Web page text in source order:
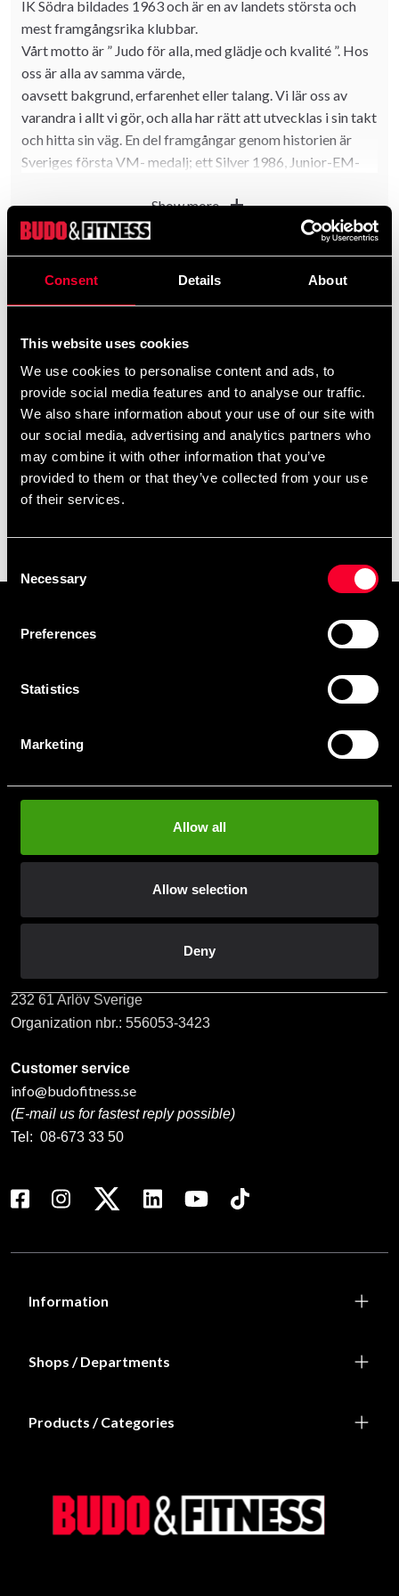
Consent Details About
This website uses cookies
We use cookies to personalise content and ads, to
provide social media features and to analyse our traffic.
We also share information about your use of our site with
our social media, advertising and analytics partners who
may combine it with other information that you’ve
provided to them or that they’ve collected from your use
of their services.
Selection
Necessary
Preferences
Statistics
Marketing
Allow all
Allow selection
Deny
IK Södra bildades 1963 och är en av landets största och
mest framgångsrika klubbar.
Vårt motto är ” Judo för alla, med glädje och kvalité ”. Hos
oss är alla av samma värde,
oavsett bakgrund, erfarenhet eller talang. Vi lär oss av
varandra i allt vi gör, och alla har rätt att utvecklas i sin takt
och hitta sin väg. En del framgångar genom historien är
Sveriges första VM- medalj; ett Silver 1986, Junior-EM-
och några av Sveriges bästa tränare. Du kan träna i
Handen, Farsta och i Skarpnäck. Dessutom har vi en egen
Ågesta.
Judons kodord/värdegrund
Artighet Ödmjukhet
Mod Respekt
Självkontroll
Ära Vänskap
Vi lär ut judo med glädje och kvalité, till judoutövare i alla
med allsidig träning som ger stärkt kroppskontroll, balans,
https://www.iksodra.com/
Show more add
Kodomo
Skriv in din e-mail om du vill få nyheter och erbjudanden
När du prenumererar på vårt nyhetsbrev godkänner du
Subscribe
Contact us
Staffanstorpsvägen 115
232 61 Arlöv Sverige
Organization nbr.: 556053-3423
Customer service
info@budofitness.se
(E-mail us for fastest reply possible)
Tel: 08-673 33 50
Information
Shops / Departments
Products / Categories